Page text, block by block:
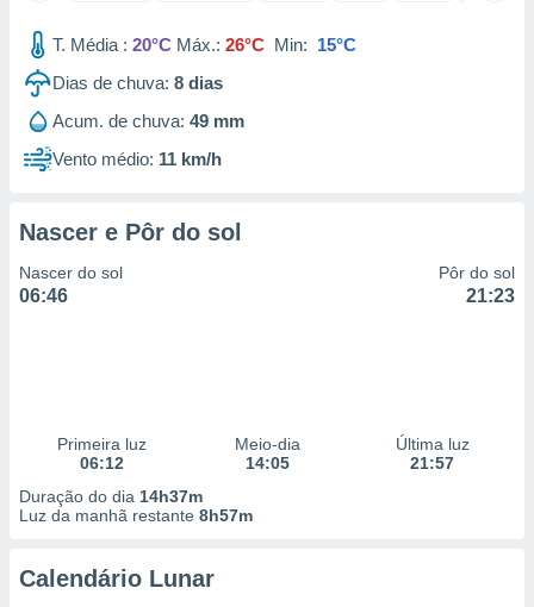
utilizar
criar
medir
da
medir o
fontes,
e melhorar
dados
T. Média : 20°C Máx.: 26°C Min: 15°C
Dias de chuva: 8 dias
Acum. de chuva: 49 mm
Vento médio: 11 km/h
Nascer e Pôr do sol
Nascer do sol
06:46
Pôr do sol
21:23
Primeira luz
06:12
Meio-dia
14:05
Última luz
21:57
Duração do dia 14h37m
Luz da manhã restante 8h57m
Calendário Lunar